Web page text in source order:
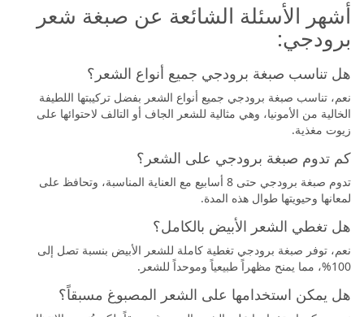
أشهر الأسئلة الشائعة عن صبغة شعر
برودجي:
هل تناسب صبغة برودجي جميع أنواع الشعر؟
نعم، تناسب صبغة برودجي جميع أنواع الشعر بفضل تركيبتها اللطيفة
الخالية من الأمونيا، وهي مثالية للشعر الجاف أو التالف لاحتوائها على
زيوت مغذية.
كم تدوم صبغة برودجي على الشعر؟
تدوم صبغة برودجي حتى 8 أسابيع مع العناية المناسبة، وتحافظ على
لمعانها وحيويتها طوال هذه المدة.
هل تغطي الشعر الأبيض بالكامل؟
نعم، توفر صبغة برودجي تغطية كاملة للشعر الأبيض بنسبة تصل إلى
100%، مما يمنح مظهراً طبيعياً وموحداً للشعر.
هل يمكن استخدامها على الشعر المصبوغ مسبقاً؟